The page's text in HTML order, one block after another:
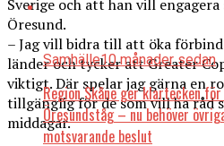
Sverige och att han vill
Öresund.
– Jag vill bidra till att öka
länder och tycker att Greater
viktigt. Där spelar jag gärna en
tillgänglig för de som vill ha råd
middagar.
Samhälle10 månader sedan
Region Skåne ger klartecken
Öresundståg – nu behöver
motsvarande beslut